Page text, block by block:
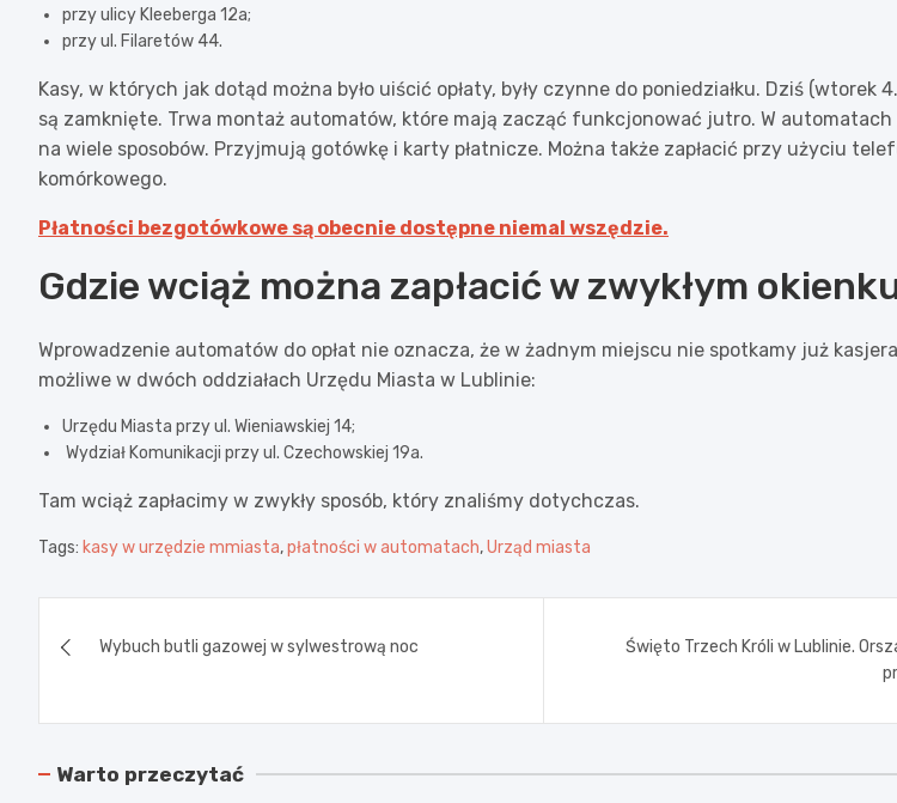
przy ulicy Kleeberga 12a;
przy ul. Filaretów 44.
Kasy, w których jak dotąd można było uiścić opłaty, były czynne do poniedziałku. Dziś (wtorek
są zamknięte. Trwa montaż automatów, które mają zacząć funkcjonować jutro. W automatach
na wiele sposobów. Przyjmują gotówkę i karty płatnicze. Można także zapłacić przy użyciu
komórkowego.
Płatności bezgotówkowe są obecnie dostępne niemal wszędzie.
Gdzie wciąż można zapłacić w zwykłym
Wprowadzenie automatów do opłat nie oznacza, że w żadnym miejscu nie spotkamy już
możliwe w dwóch oddziałach Urzędu Miasta w Lublinie:
Urzędu Miasta przy ul. Wieniawskiej 14;
Wydział Komunikacji przy ul. Czechowskiej 19a.
Tam wciąż zapłacimy w zwykły sposób, który znaliśmy dotychczas.
Tags: kasy w urzędzie mmiasta,płatności w automatach,Urząd miasta
wpisuWybuch butli gazowej w sylwestrową noc
Święto Trzech Króli w Lublinie.
Warto przeczytać